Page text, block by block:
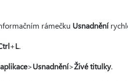
rámečku Usnadnění
+L.
>Usnadnění>Živé titulky.